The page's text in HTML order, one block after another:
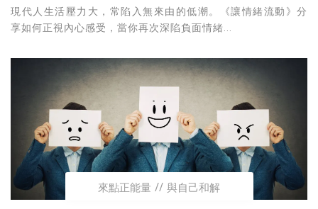
現代人生活壓力大，常陷入無來由的低潮。《讓情緒流動》分
享如何正視內心感受，當你再次深陷負面情緒...
來點正能量 與自己和解